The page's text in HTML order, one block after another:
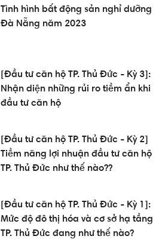
Tình hình bất động sản nghỉ dưỡng
Đà Nẵng năm 2023
[Đầu tư căn hộ TP. Thủ Đức - Kỳ 3]:
Nhận diện những rủi ro tiềm ẩn khi
đầu tư căn hộ
[Đầu tư căn hộ TP. Thủ Đức - Kỳ 2]
Tiềm năng lợi nhuận đầu tư căn hộ
TP. Thủ Đức như thế nào??
[Đầu tư căn hộ TP. Thủ Đức - Kỳ 1]:
Mức độ đô thị hóa và cơ sở hạ tầng
TP. Thủ Đức đang như thế nào?